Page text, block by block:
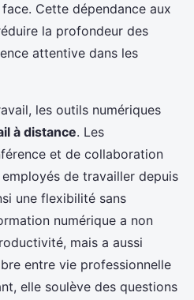
Cette dépendance aux
la profondeur des
attentive dans les
les outils numériques
à distance. Les
et de collaboration
de travailler depuis
une flexibilité sans
numérique a non
mais a aussi
entre vie professionnelle
elle soulève des questions